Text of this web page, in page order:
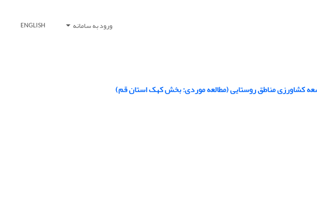
ورود به سامانه ENGLISH
کشاورزی مناطق روستایی (مطالعه موردی: بخش کهک استان قم)